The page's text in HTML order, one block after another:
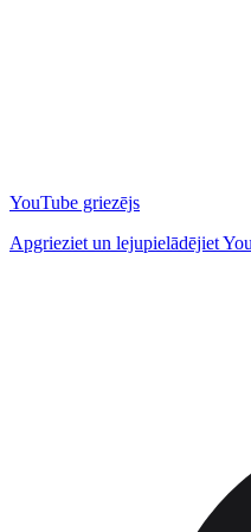
YouTube griezējs
Apgrieziet un lejupielādējiet